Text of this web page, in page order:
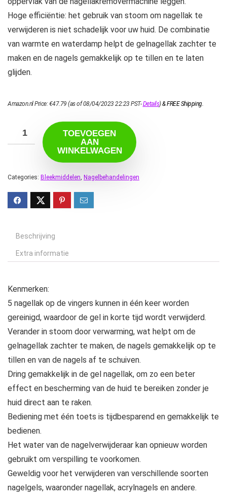
Hoge efficiëntie: het gebruik van stoom om nagellak te
verwijderen is niet schadelijk voor uw huid. De combinatie
van warmte en waterdamp helpt de gelnagellak zachter te
maken en de nagels gemakkelijk op te tillen en te laten
glijden.
Amazon.nl Price:€47.79 (as of 08/04/2023 22:23 PST-Details)&FREE Shipping.
TOEVOEGEN
AAN
WINKELWAGEN
Categories: Bleekmiddelen, Nagelbehandelingen
Beschrijving
Extra informatie
Kenmerken:
5 nagellak op de vingers kunnen in één keer worden
gereinigd, waardoor de gel in korte tijd wordt verwijderd.
Verander in stoom door verwarming, wat helpt om de
gelnagellak zachter te maken, de nagels gemakkelijk op te
tillen en van de nagels af te schuiven.
Dring gemakkelijk in de gel nagellak, om zo een beter
effect en bescherming van de huid te bereiken zonder je
huid direct aan te raken.
Bediening met één toets is tijdbesparend en gemakkelijk te
bedienen.
Het water van de nagelverwijderaar kan opnieuw worden
gebruikt om verspilling te voorkomen.
Geweldig voor het verwijderen van verschillende soorten
nagelgels, waaronder nagellak, acrylnagels en andere.